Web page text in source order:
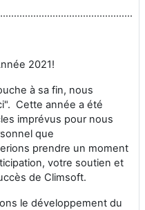
2021!
à sa fin, nous
Cette année a été
imprévus pour nous
que
prendre un moment
votre soutien et
de Climsoft.
le développement du